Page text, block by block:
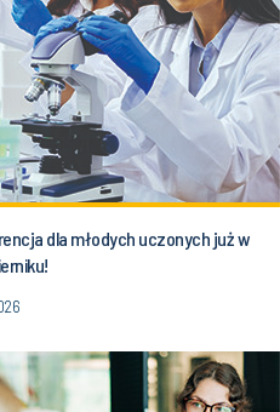
dla młodych uczonych już w